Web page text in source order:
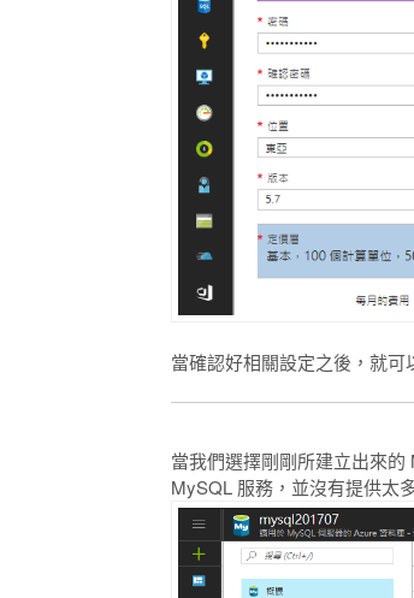
當確認好相關設定之後，就可
當我們選擇剛剛所建立出來
MySQL 服務，並沒有提供太